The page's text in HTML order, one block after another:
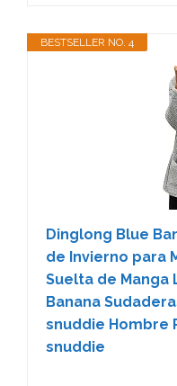
BESTSELLER NO. 4
Dinglong Blue
de Invierno para
Suelta de Manga
Banana
snuddie Hombre
snuddie